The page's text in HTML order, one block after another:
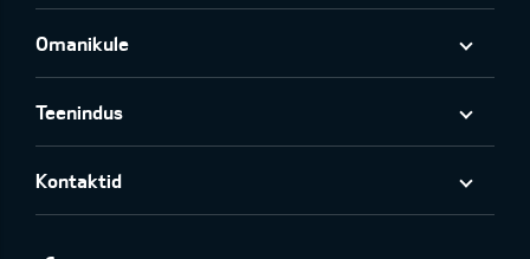
Omanikule
Teenindus
Kontaktid